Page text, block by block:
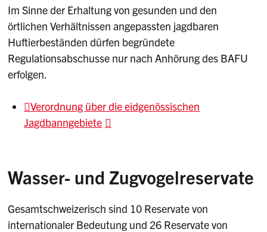
Im Sinne der Erhaltung von gesunden und den
örtlichen Verhältnissen angepassten jagdbaren
Huftierbeständen dürfen begründete
Regulationsabschusse nur nach Anhörung des BAFU
erfolgen.
Verordnung über die eidgenössischen
Jagdbanngebiete
Wasser- und Zugvogelreservate
Gesamtschweizerisch sind 10 Reservate von
internationaler Bedeutung und 26 Reservate von